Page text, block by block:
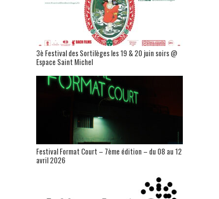
3è Festival des Sortilèges les 19 & 20 juin soirs @
Espace Saint Michel
Festival Format Court – 7ème édition – du 08 au 12
avril 2026